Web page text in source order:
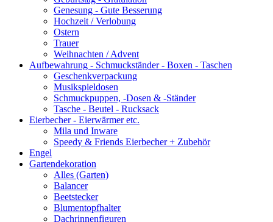
Genesung - Gute Besserung
Hochzeit / Verlobung
Ostern
Trauer
Weihnachten / Advent
Aufbewahrung - Schmuckständer - Boxen - Taschen
Geschenkverpackung
Musikspieldosen
Schmuckpuppen, -Dosen & -Ständer
Tasche - Beutel - Rucksack
Eierbecher - Eierwärmer etc.
Mila und Inware
Speedy & Friends Eierbecher + Zubehör
Engel
Gartendekoration
Alles (Garten)
Balancer
Beetstecker
Blumentopfhalter
Dachrinnenfiguren